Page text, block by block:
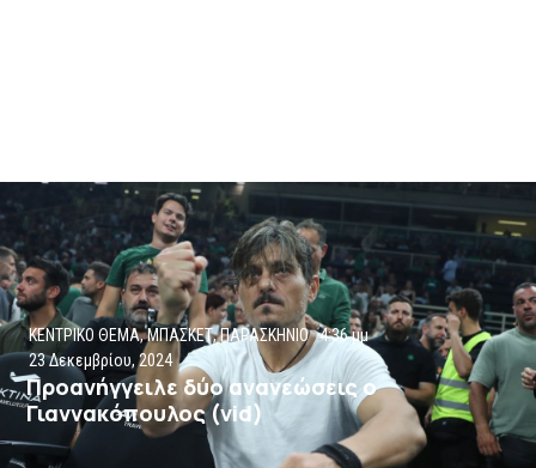
ΚΕΝΤΡΙΚΟ ΘΕΜΑ,ΜΠΑΣΚΕΤ,ΠΑΡΑΣΚΗΝΙΟ 4:36 μμ
23 Δεκεμβρίου, 2024
Προανήγγειλε δύο ανανεώσεις ο
Γιαννακόπουλος (vid)